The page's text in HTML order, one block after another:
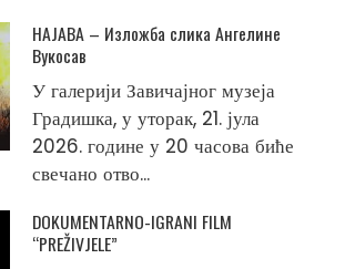
НАЈАВА – Изложба слика Ангелине
Вукосав
У галерији Завичајног музеја
Градишка, у уторак, 21. јула
2026. године у 20 часова биће
свечано отво...
DOKUMENTARNO-IGRANI FILM
“PREŽIVJELE”